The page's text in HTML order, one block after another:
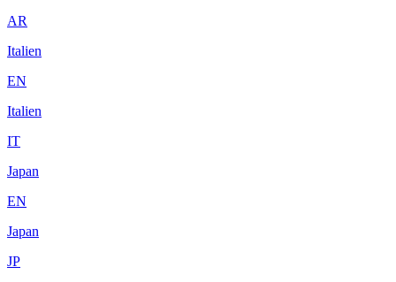
AR
Italien
EN
Italien
IT
Japan
EN
Japan
JP